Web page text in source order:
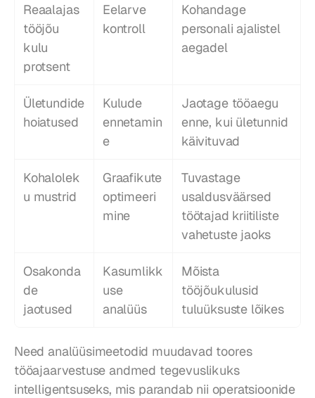
Reaalajas
tööjõu
kulu
protsent
Eelarve
kontroll
Kohandage
personali ajalistel
aegadel
Ületundide
hoiatused
Kulude
ennetamin
e
Jaotage tööaegu
enne, kui ületunnid
käivituvad
Kohalolek
u mustrid
Graafikute
optimeeri
mine
Tuvastage
usaldusväärsed
töötajad kriitiliste
vahetuste jaoks
Osakonda
de
jaotused
Kasumlikk
use
analüüs
Mõista
tööjõukulusid
tuluüksuste lõikes
Need analüüsimeetodid muudavad toores
tööajaarvestuse andmed tegevuslikuks
intelligentsuseks, mis parandab nii operatsioonide